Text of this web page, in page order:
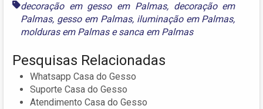
decoração em gesso em Palmas, decoração em
Palmas, gesso em Palmas, iluminação em Palmas,
molduras em Palmasesanca em Palmas
Pesquisas Relacionadas
Whatsapp Casa do Gesso
Suporte Casa do Gesso
Atendimento Casa do Gesso